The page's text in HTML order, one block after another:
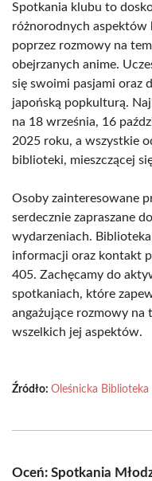
Spotkania klubu to
różnorodnych
poprzez rozmowy na
obejrzanych anime.
się swoimi pasjami oraz
japońską popkulturą.
na 18 września, 16
2025 roku, a wszystkie
biblioteki, mieszczącej
Osoby zainteresowane
serdecznie zapraszane
wydarzeniach.
informacji oraz kontakt
405. Zachęcamy do
spotkaniach, które
angażujące rozmowy
wszelkich jej aspektów.
Źródło: Oleśnicka Biblioteka
Oceń: Spotkania